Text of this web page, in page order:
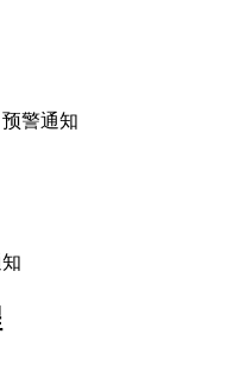
警通知